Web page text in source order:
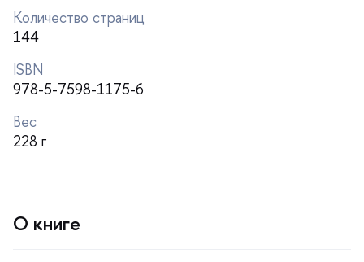
Количество страниц
144
ISBN
978-5-7598-1175-6
ес
228
О книге